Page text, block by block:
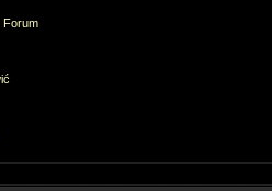
Forum